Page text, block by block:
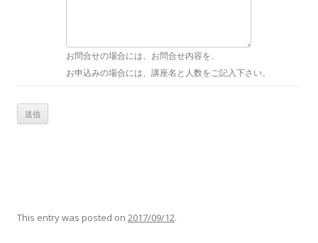
お問合せの場合には、お問合せ内容を、
お申込みの場合には、講座名と人数をご記入下さい。
This entry was posted on 2017/09/12.